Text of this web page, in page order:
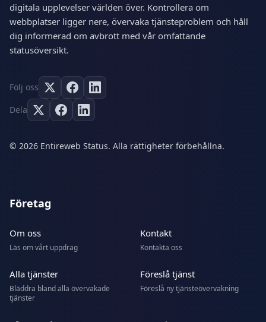
digitala upplevelser världen över. Kontrollera om
webbplatser ligger nere, övervaka tjänsteproblem och håll
dig informerad om avbrott med vår omfattande
statusöversikt.
Följ oss
Dela
© 2026 Entireweb Status. Alla rättigheter förbehållna.
Företag
Om oss
Läs om vårt uppdrag
Kontakt
Kontakta oss
Alla tjänster
Bläddra bland alla övervakade
tjänster
Föreslå tjänst
Föreslå ny tjänsteövervakning